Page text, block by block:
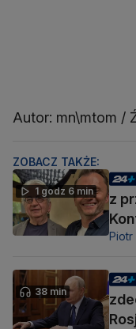
Autor: mn\mtom /
ZOBACZ TAKŻE:
1 godz 6 min
z
Piotr
38 min